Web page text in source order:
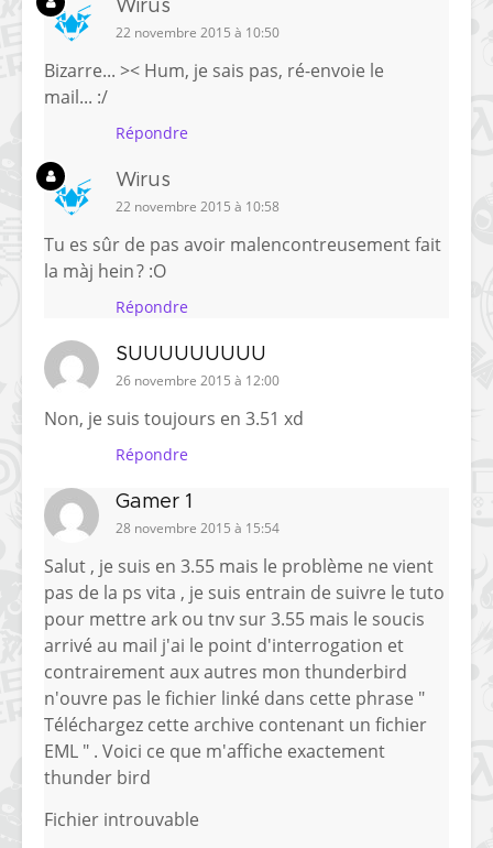
Wirus
22 novembre 2015 à 10:50
Bizarre... >< Hum, je sais pas, ré-envoie le
mail... :/
Répondre
Wirus
22 novembre 2015 à 10:58
Tu es sûr de pas avoir malencontreusement fait
la màj hein ? :O
Répondre
SUUUUUUUUU
26 novembre 2015 à 12:00
Non, je suis toujours en 3.51 xd
Répondre
Gamer 1
28 novembre 2015 à 15:54
Salut , je suis en 3.55 mais le problème ne vient
pas de la ps vita , je suis entrain de suivre le tuto
pour mettre ark ou tnv sur 3.55 mais le soucis
arrivé au mail j'ai le point d'interrogation et
contrairement aux autres mon thunderbird
n'ouvre pas le fichier linké dans cette phrase "
Téléchargez cette archive contenant un fichier
EML " . Voici ce que m'affiche exactement
thunder bird
Fichier introuvable